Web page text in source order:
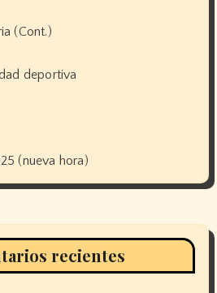
(Cont.)
deportiva
(nueva hora)
recientes